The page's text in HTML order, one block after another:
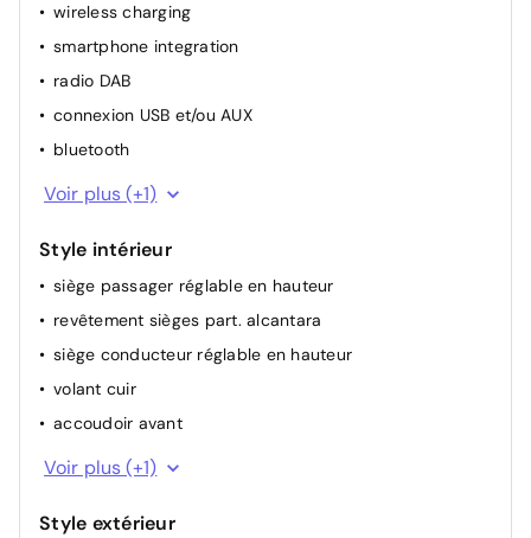
rétroviseur(s) électr.
climatisation (automatique)
siège chauffant avant
wireless charging
smartphone integration
radio DAB
connexion USB et/ou AUX
bluetooth
GPS
Voir plus (+1)
Style intérieur
siège passager réglable en hauteur
revêtement sièges part. alcantara
siège conducteur réglable en hauteur
volant cuir
accoudoir avant
siège arrière divisable
Voir plus (+1)
Style extérieur